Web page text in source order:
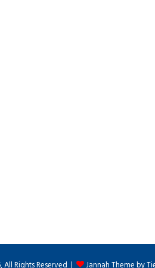
Rights Reserved | Jannah Theme by